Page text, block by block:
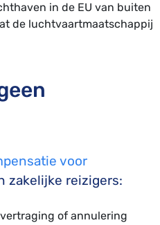
in de EU van buiten
de luchtvaartmaatschappij
voor
zakelijke reizigers:
of annulering